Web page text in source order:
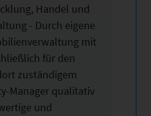
Handel und
- Durch eigene
mit
für den
zuständigem
Manager qualitativ
und